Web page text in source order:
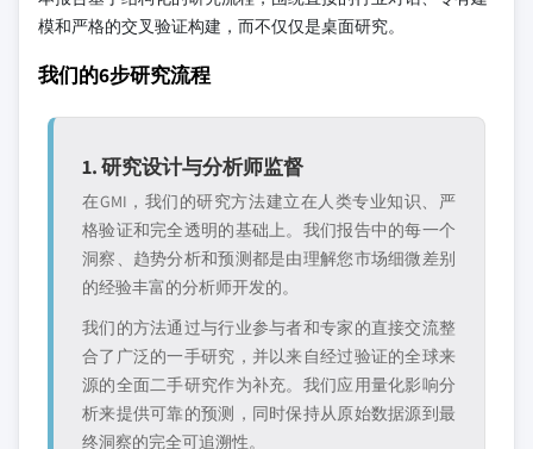
模和严格的交叉验证构建，而不仅仅是桌面研究。
我们的6步研究流程
1. 研究设计与分析师监督
在GMI，我们的研究方法建立在人类专业知识、严
格验证和完全透明的基础上。我们报告中的每一个
洞察、趋势分析和预测都是由理解您市场细微差别
的经验丰富的分析师开发的。
我们的方法通过与行业参与者和专家的直接交流整
合了广泛的一手研究，并以来自经过验证的全球来
源的全面二手研究作为补充。我们应用量化影响分
析来提供可靠的预测，同时保持从原始数据源到最
终洞察的完全可追溯性。